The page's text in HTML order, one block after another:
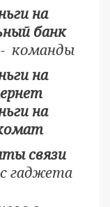
на
банк
команды
на
на
связи
с гаджета